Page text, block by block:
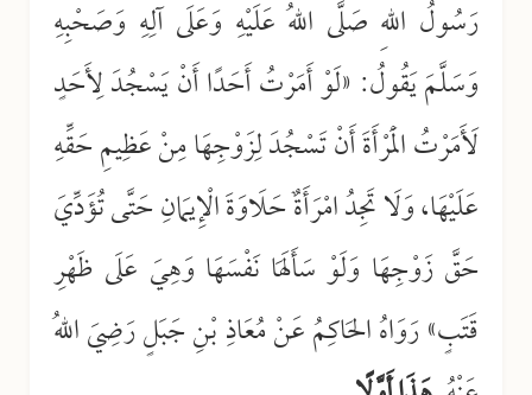
رَسُولُ اللهِ صَلَّى اللهُ عَلَيْهِ وَعَلَى آلِهِ وَصَحْبِهِ
وَسَلَّمَ يَقُولُ: «لَوْ أَمَرْتُ أَحَدًا أَنْ يَسْجُدَ لِأَحَدٍ
لَأَمَرْتُ الْمَرْأَةَ أَنْ تَسْجُدَ لِزَوْجِهَا مِنْ عَظِيمِ حَقِّهِ
عَلَيْهَا، وَلَا تَجِدُ امْرَأَةٌ حَلَاوَةَ الْإِيمَانِ حَتَّى تُؤَدِّيَ
حَقَّ زَوْجِهَا وَلَوْ سَأَلَهَا نَفْسَهَا وَهِيَ عَلَى ظَهْرِ
قَتَبٍ» رَوَاهُ الحَاكِمُ عَنْ مُعَاذِ بْنِ جَبَلٍ رَضِيَ اللهُ